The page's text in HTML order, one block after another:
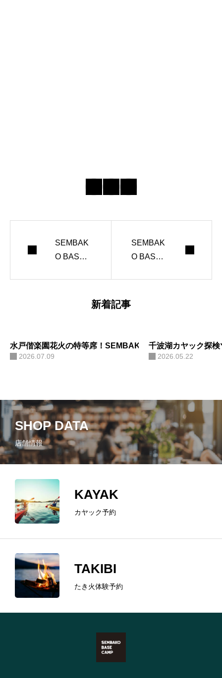
SEMBAK
O BASE
SEMBAK
O BASE
新着記事
水戸偕楽園花火の特等席！SEMBAKO BASE CAMPで眺
2026.07.09
千波湖カヤック探
2026.05.22
SHOP DATA
店舗情報
KAYAK
カヤック予約
TAKIBI
たき火体験予約